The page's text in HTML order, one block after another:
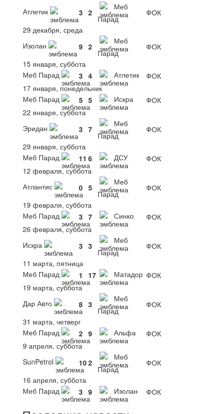
Атлетик
3 2
Меб
Парад
ФОК
29 декабря, среда
Изолан
9 2
Меб
Парад
ФОК
15 января, суббота
Меб Парад
3 4 Атлетик
ФОК
17 января, понедельник
Меб Парад
5 5 Искра
ФОК
22 января, суббота
Эридан
3 7
Меб
Парад
ФОК
29 января, суббота
Меб Парад
11 6 ДСУ
ФОК
12 февраля, суббота
Атлантис
0 5
Меб
Парад
ФОК
19 февраля, суббота
Меб Парад
3 7 Синко
ФОК
26 февраля, суббота
Искра
3 3
Меб
Парад
ФОК
11 марта, пятница
Меб Парад
1 17 Матадор ФОК
19 марта, суббота
Дар Авто
8 3
Меб
Парад
ФОК
31 марта, четверг
Меб Парад
2 9 Альфа
ФОК
9 апреля, суббота
SunPetrol
102
Меб
Парад
ФОК
16 апреля, суббота
Меб Парад
3 9 Изолан ФОК